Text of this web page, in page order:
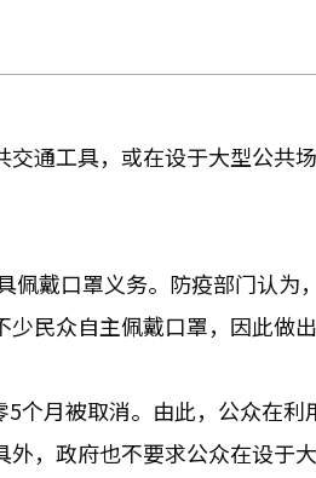
通工具，或在设于大型公共
佩戴口罩义务。防疫部门认为
民众自主佩戴口罩，因此做出
月被取消。由此，公众在利
，政府也不要求公众在设于